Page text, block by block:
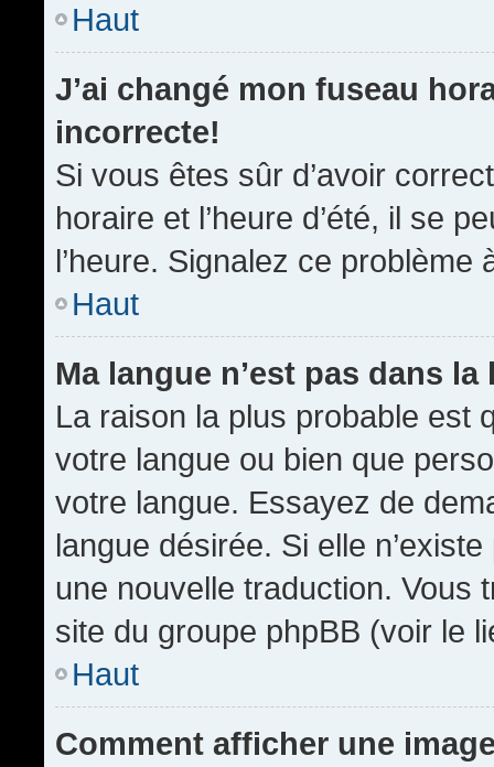
Haut
J’ai changé mon fuseau
incorrecte!
Si vous êtes sûr d’avoir
horaire et l’heure d’été, il se
l’heure. Signalez ce problème
Haut
Ma langue n’est pas dans la
La raison la plus probable est
votre langue ou bien que
votre langue. Essayez de
langue désirée. Si elle
une nouvelle traduction. Vous
site du groupe phpBB (voir le
Haut
Comment afficher une